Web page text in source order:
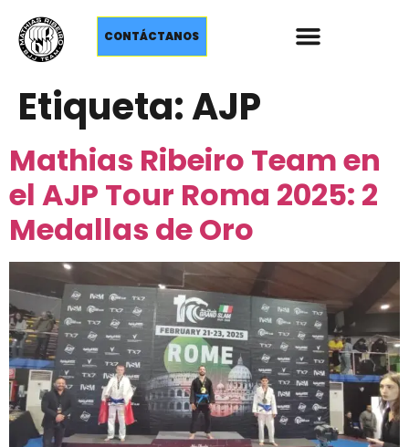
CONTÁCTANOS
Etiqueta:AJP
Mathias Ribeiro Team en
el AJP Tour Roma 2025: 2
Medallas de Oro